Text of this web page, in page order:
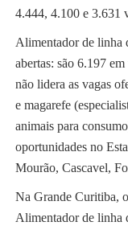
4.444, 4.100 e 3.631
Alimentador de linha
abertas: são 6.197
não lidera as vagas
e magarefe
animais para
oportunidades no
Mourão, Cascavel,
Na Grande Curitiba,
Alimentador de linha